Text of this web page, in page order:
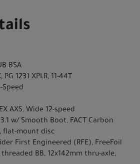
BSA
1231 XPLR, 11-44T
Speed
AXS, Wide 12-speed
w/ Smooth Boot, FACT Carbon
flat-mount disc
First Engineered (RFE), FreeFoil
BB, 12x142mm thru-axle,